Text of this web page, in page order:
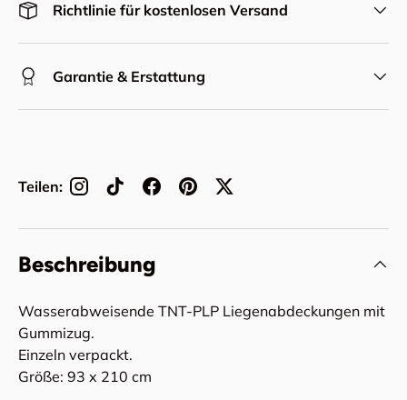
Richtlinie für kostenlosen Versand
Garantie & Erstattung
Teilen:
Beschreibung
Wasserabweisende TNT-PLP Liegenabdeckungen mit
Gummizug.
Einzeln verpackt.
Größe: 93 x 210 cm